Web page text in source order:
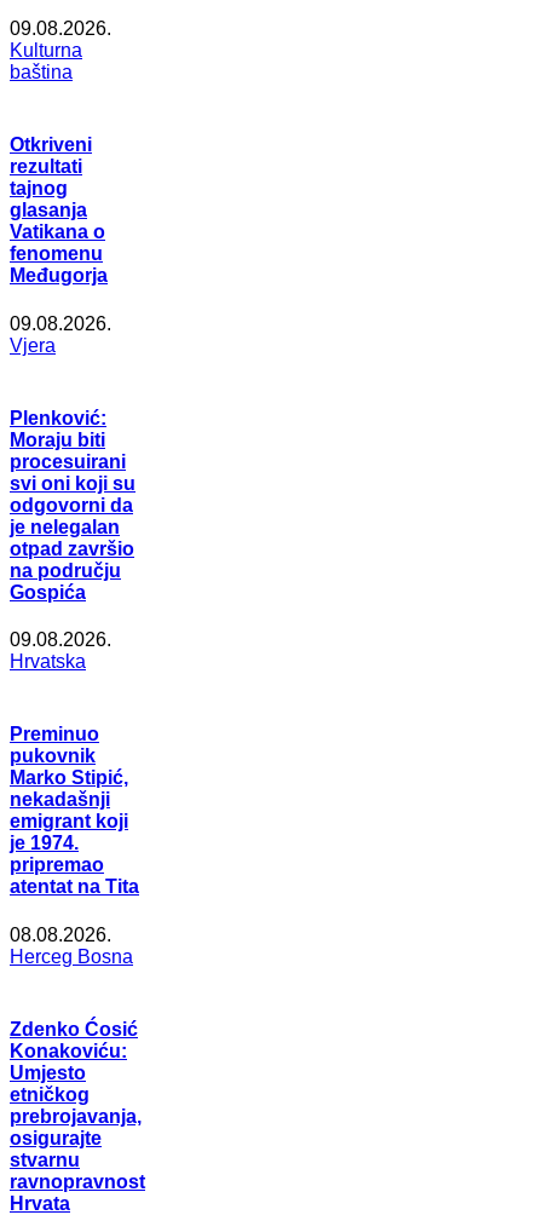
09.08.2026.
Kulturna
baština
Otkriveni
rezultati
tajnog
glasanja
Vatikana o
fenomenu
Međugorja
09.08.2026.
Vjera
Plenković:
Moraju biti
procesuirani
svi oni koji su
odgovorni da
je nelegalan
otpad završio
na području
Gospića
09.08.2026.
Hrvatska
Preminuo
pukovnik
Marko Stipić,
nekadašnji
emigrant koji
je 1974.
pripremao
atentat na Tita
08.08.2026.
Herceg Bosna
Zdenko Ćosić
Konakoviću:
Umjesto
etničkog
prebrojavanja,
osigurajte
stvarnu
ravnopravnost
Hrvata